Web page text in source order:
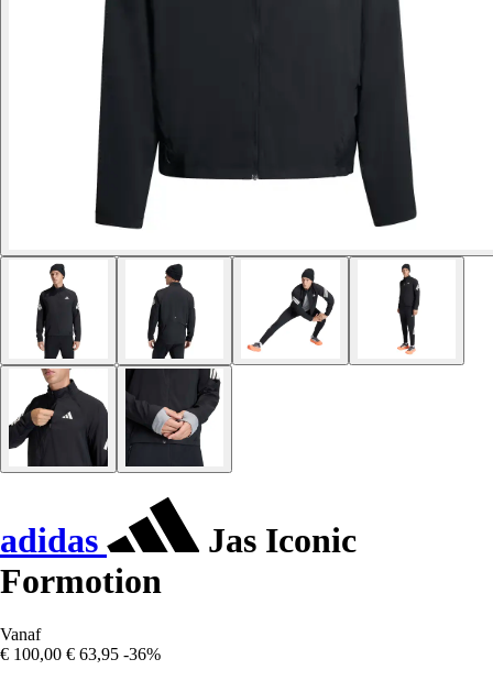
adidas
Jas Iconic
Formotion
Vanaf
€ 100,00 € 63,95 -36%